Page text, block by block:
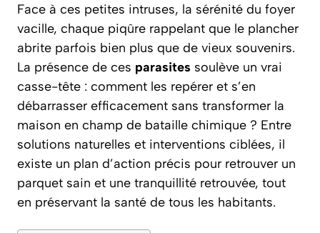
Face à ces petites intruses, la sérénité du foyer
vacille, chaque piqûre rappelant que le plancher
abrite parfois bien plus que de vieux souvenirs.
La présence de ces parasites soulève un vrai
casse-tête : comment les repérer et s’en
débarrasser efficacement sans transformer la
maison en champ de bataille chimique ? Entre
solutions naturelles et interventions ciblées, il
existe un plan d’action précis pour retrouver un
parquet sain et une tranquillité retrouvée, tout
en préservant la santé de tous les habitants.